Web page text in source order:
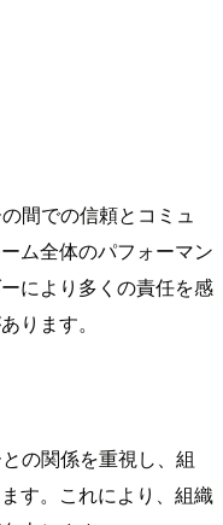
間での信頼とコミュ
ム全体のパフォーマン
により多くの責任を感
ります。
の関係を重視し、組
す。これにより、組織